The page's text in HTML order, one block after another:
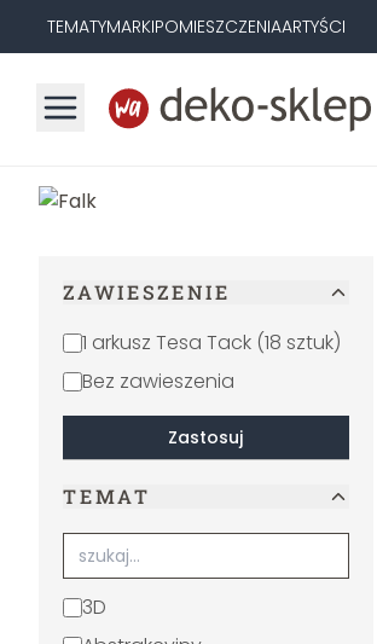
TEMATYMARKIPOMIESZCZENIAARTYŚCI
ZAWIESZENIE
1 arkusz Tesa Tack (18 sztuk)
Bez zawieszenia
Zastosuj
TEMAT
3D